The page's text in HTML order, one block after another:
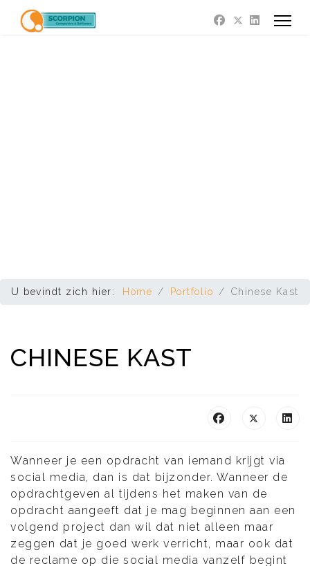
U bevindt zich hier: Home Portfolio Chinese Kast
CHINESE KAST
Wanneer je een opdracht van iemand krijgt via
social media, dan is dat bijzonder. Wanneer de
opdrachtgeven al tijdens het maken van de
opdracht aangeeft dat je mag beginnen aan een
volgend project dan wil dat niet alleen maar
zeggen dat je goed werk verricht, maar ook dat
de reclame op die social media vanzelf begint